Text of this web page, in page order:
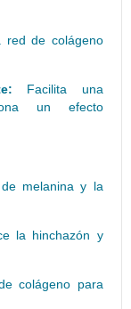
red de colágeno
Facilita una
un efecto
melanina y la
la hinchazón y
colágeno para